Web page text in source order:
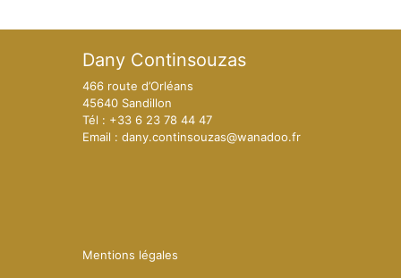
Dany Continsouzas
466 route d’Orléans
45640 Sandillon
Tél : +33 6 23 78 44 47
Email : dany.continsouzas@wanadoo.fr
Mentions légales